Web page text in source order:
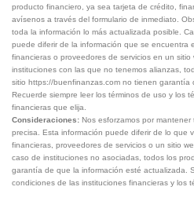
producto financiero, ya sea tarjeta de crédito,
avísenos a través del formulario de inmediato.
toda la información lo más actualizada posible.
puede diferir de la información que se encuentra
financieras o proveedores de servicios en un
instituciones con las que no tenemos alianzas,
sitio https://buenfinanzas.com no tienen garantía
Recuerde siempre leer los términos de uso y los
financieras que elija.
Consideraciones: Nos esforzamos por
precisa. Esta información puede diferir de lo que
financieras, proveedores de servicios o un sitio
caso de instituciones no asociadas, todos los
garantía de que la información esté actualizada.
condiciones de las instituciones financieras y los